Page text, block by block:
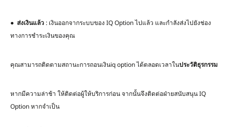
● ส่งเงินแล้ว : เงินออกจากระบบของ IQ Option ไปแล้ว และกำลังส่งไปยังช่อง
ทางการชำระเงินของคุณ
คุณสามารถติดตามสถานะการถอนเงินiq option ได้ตลอดเวลาในประวัติธุรกรรม
หากมีความล่าช้า ให้ติดต่อผู้ให้บริการก่อน จากนั้นจึงติดต่อฝ่ายสนับสนุน IQ
Option หากจำเป็น